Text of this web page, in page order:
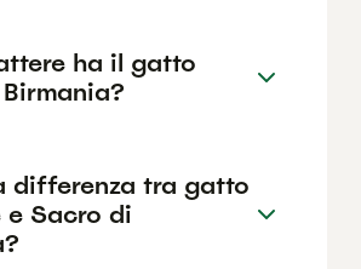
ha il gatto
differenza tra gatto
e Sacro di